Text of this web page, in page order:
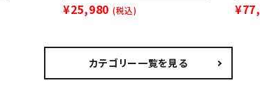
¥25,980 (税込)
カテゴリー一覧を見る